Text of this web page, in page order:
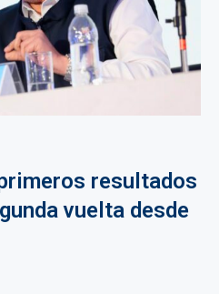
resultados
vuelta desde